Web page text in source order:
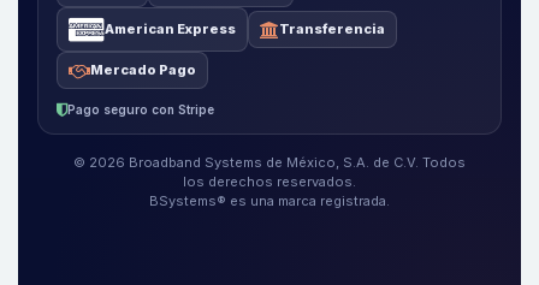
American Express Transferencia
Mercado Pago
Pago seguro con Stripe
© 2026 Broadband Systems de México, S.A. de C.V. Todos
los derechos reservados.
BSystems® es una marca registrada.